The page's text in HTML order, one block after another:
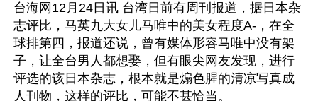
台海网12月24日讯 台湾日前有周刊报道，据日本杂
志评比，马英九大女儿马唯中的美女程度A-，在全
球排第四，报道还说，曾有媒体形容马唯中没有架
子，让全台男人都想娶，但有眼尖网友发现，进行
评选的该日本杂志，根本就是煽色腥的清凉写真成
人刊物，这样的评比，可能不甚恰当。